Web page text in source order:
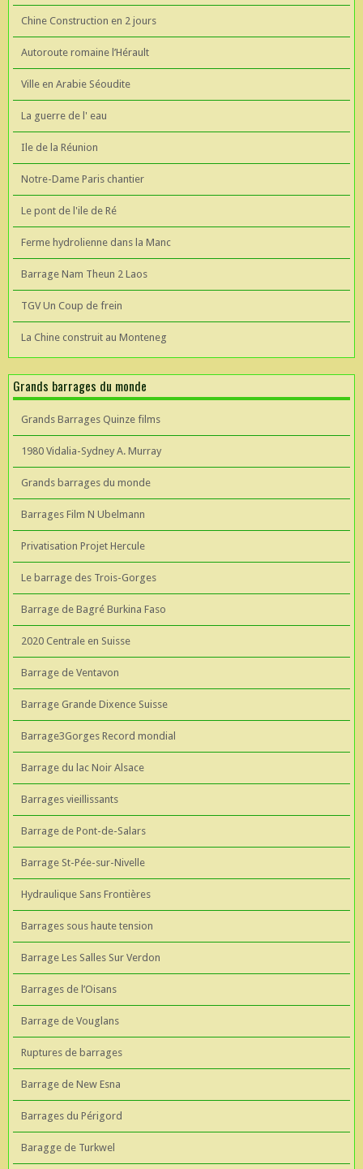
Chine Construction en 2 jours
Autoroute romaine l’Hérault
Ville en Arabie Séoudite
La guerre de l' eau
Ile de la Réunion
Notre-Dame Paris chantier
Le pont de l'ile de Ré
Ferme hydrolienne dans la Manc
Barrage Nam Theun 2 Laos
TGV Un Coup de frein
La Chine construit au Monteneg
Grands barrages du monde
Grands Barrages Quinze films
1980 Vidalia-Sydney A. Murray
Grands barrages du monde
Barrages Film N Ubelmann
Privatisation Projet Hercule
Le barrage des Trois-Gorges
Barrage de Bagré Burkina Faso
2020 Centrale en Suisse
Barrage de Ventavon
Barrage Grande Dixence Suisse
Barrage3Gorges Record mondial
Barrage du lac Noir Alsace
Barrages vieillissants
Barrage de Pont-de-Salars
Barrage St-Pée-sur-Nivelle
Hydraulique Sans Frontières
Barrages sous haute tension
Barrage Les Salles Sur Verdon
Barrages de l’Oisans
Barrage de Vouglans
Ruptures de barrages
Barrage de New Esna
Barrages du Périgord
Baragge de Turkwel